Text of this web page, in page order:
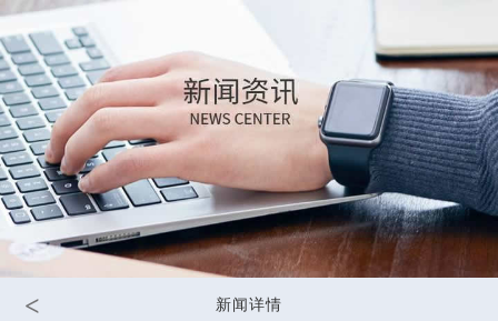
首
页
于
我
们
新
闻
中
产
品
公
< 新闻详情